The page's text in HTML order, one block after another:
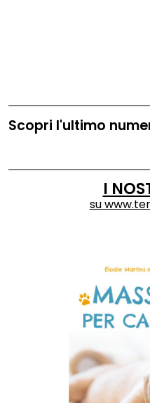
Scopri l'ultimo
I
su